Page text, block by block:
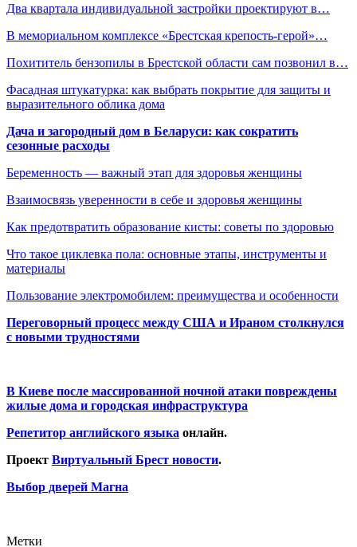
Два квартала индивидуальной застройки проектируют в…
В мемориальном комплексе «Брестская крепость-герой»…
Похититель бензопилы в Брестской области сам позвонил в…
Фасадная штукатурка: как выбрать покрытие для защиты и
выразительного облика дома
Дача и загородный дом в Беларуси: как сократить
сезонные расходы
Беременность — важный этап для здоровья женщины
Взаимосвязь уверенности в себе и здоровья женщины
Как предотвратить образование кисты: советы по здоровью
Что такое циклевка пола: основные этапы, инструменты и
материалы
Пользование электромобилем: преимущества и особенности
Переговорный процесс между США и Ираном столкнулся
с новыми трудностями
В Киеве после массированной ночной атаки повреждены
жилые дома и городская инфраструктура
Репетитор английского языка онлайн.
Проект Виртуальный Брест новости.
Выбор дверей Магна
Метки